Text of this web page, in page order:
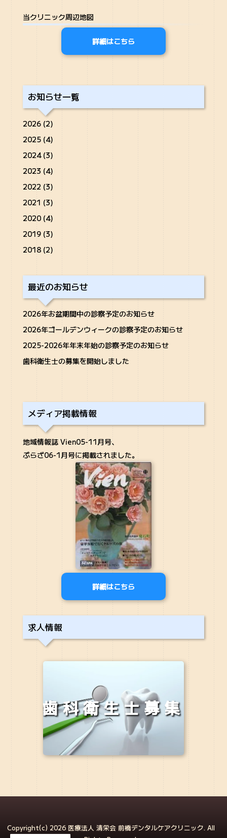
当クリニック周辺地図
詳細はこちら
お知らせ一覧
2026 (2)
2025 (4)
2024 (3)
2023 (4)
2022 (3)
2021 (3)
2020 (4)
2019 (3)
2018 (2)
最近のお知らせ
2026年お盆期間中の診察予定のお知らせ
2026年ゴールデンウィークの診察予定のお知らせ
2025-2026年年末年始の診察予定のお知らせ
歯科衛生士の募集を開始しました
メディア掲載情報
地域情報誌 Vien05-11月号、
ぷらざ06-1月号に掲載されました。
詳細はこちら
求人情報
歯科衛生士募集
Copyright(c) 2026 医療法人 清栄会 前橋デンタルケアクリニック. All